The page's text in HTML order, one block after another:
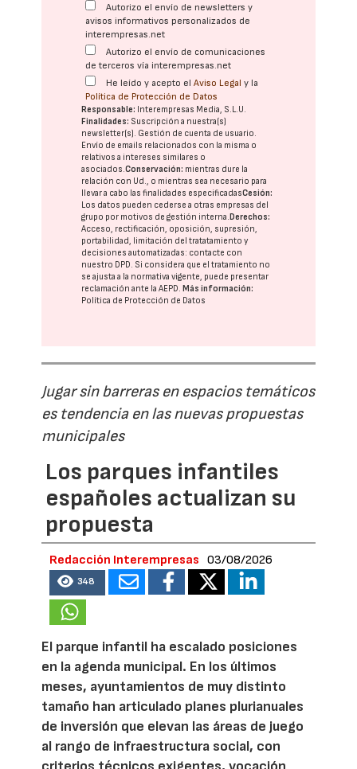
Autorizo el envío de newsletters y
avisos informativos personalizados de
interempresas.net
Autorizo el envío de comunicaciones
de terceros vía interempresas.net
He leído y acepto elAviso Legal y la
Política de Protección de Datos
Responsable: Interempresas Media, S.L.U.
Finalidades: Suscripción a nuestra(s)
newsletter(s). Gestión de cuenta de usuario.
Envío de emails relacionados con la misma o
relativos a intereses similares o
asociados.Conservación: mientras dure la
relación con Ud., o mientras sea necesario para
llevar a cabo las finalidades especificadasCesión:
Los datos pueden cederse a otras empresas del
grupo por motivos de gestión interna.Derechos:
Acceso, rectificación, oposición, supresión,
portabilidad, limitación del tratatamiento y
decisiones automatizadas: contacte con
nuestro DPD. Si considera que el tratamiento no
se ajusta a la normativa vigente, puede presentar
reclamación ante laAEPD.Más información:
Política de Protección de Datos
Jugar sin barreras en espacios temáticos
es tendencia en las nuevas propuestas
municipales
Los parques infantiles
españoles actualizan su
propuesta
Redacción Interempresas 03/08/2026
348
El parque infantil ha escalado posiciones
en la agenda municipal. En los últimos
meses, ayuntamientos de muy distinto
tamaño han articulado planes plurianuales
de inversión que elevan las áreas de juego
al rango de infraestructura social, con